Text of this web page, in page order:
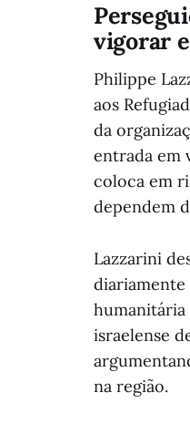
vigorar
Philippe
aos
da
entrada em
coloca em
dependem
Lazzarini
diariamente
humanitária
israelense
na região.